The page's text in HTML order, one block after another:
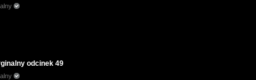
odcinek 49